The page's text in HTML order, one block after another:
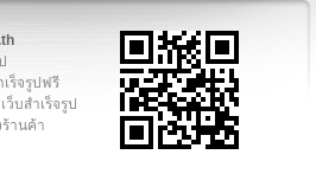
ร็จรูปฟรี
ว็บสำเร็จรูป
านค้า